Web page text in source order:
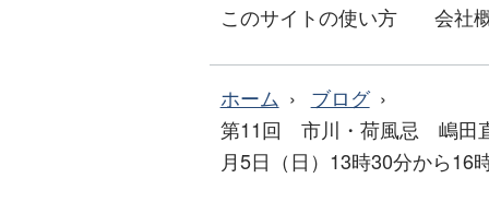
このサイトの使い方
会社
ホーム
ブログ
第11回 市川・荷風忌 嶋田
月5日（日）13時30分から16